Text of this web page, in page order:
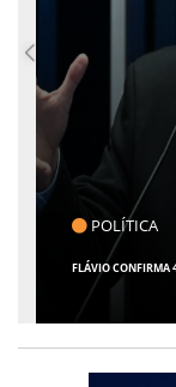
POLÍTICA
FLÁVIO CONFIRMA